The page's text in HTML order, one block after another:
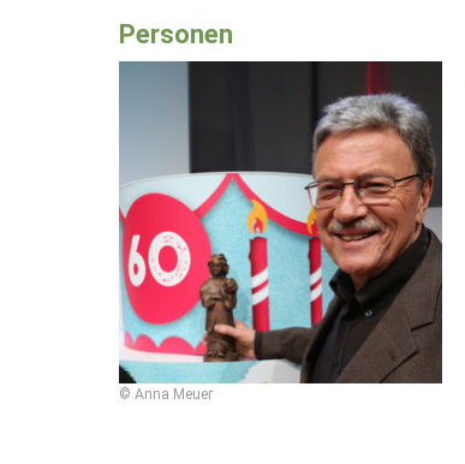
Personen
© Anna Meuer